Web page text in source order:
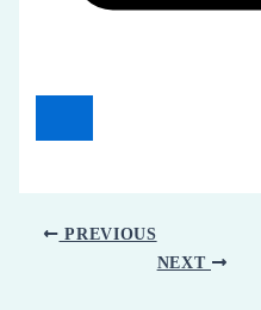
PREVIOUS
NEXT